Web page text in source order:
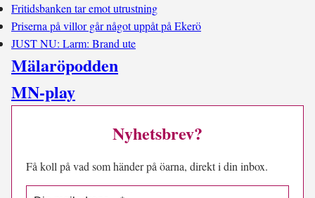
Fritidsbanken tar emot utrustning
Priserna på villor går något uppåt på Ekerö
JUST NU: Larm: Brand ute
Mälaröpodden
MN-play
Nyhetsbrev?
Få koll på vad som händer på öarna, direkt i din inbox.